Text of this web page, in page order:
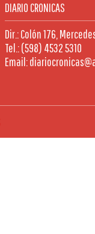
DIARIO CRONICAS
Dir.: Colón 176,
Tel.: (598) 4532 5310
Email: